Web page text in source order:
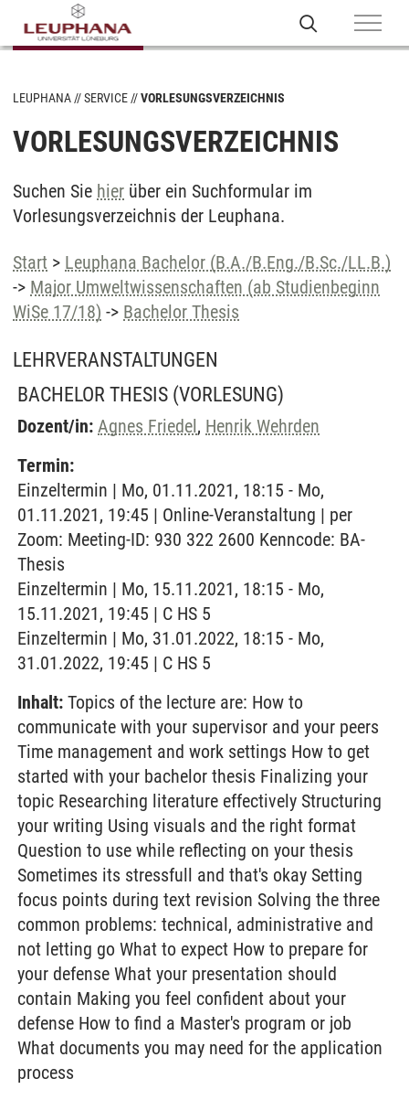
LEUPHANA SERVICE VORLESUNGSVERZEICHNIS
VORLESUNGSVERZEICHNIS
Suchen Sie hier über ein Suchformular im
Vorlesungsverzeichnis der Leuphana.
Start > Leuphana Bachelor (B.A./B.Eng./B.Sc./LL.B.)
-> Major Umweltwissenschaften (ab Studienbeginn
WiSe 17/18) -> Bachelor Thesis
LEHRVERANSTALTUNGEN
BACHELOR THESIS (VORLESUNG)
Dozent/in: Agnes Friedel, Henrik Wehrden
Termin:
Einzeltermin | Mo, 01.11.2021, 18:15 - Mo,
01.11.2021, 19:45 | Online-Veranstaltung | per
Zoom: Meeting-ID: 930 322 2600 Kenncode: BA-
Thesis
Einzeltermin | Mo, 15.11.2021, 18:15 - Mo,
15.11.2021, 19:45 | C HS 5
Einzeltermin | Mo, 31.01.2022, 18:15 - Mo,
31.01.2022, 19:45 | C HS 5
Inhalt: Topics of the lecture are: How to
communicate with your supervisor and your peers
Time management and work settings How to get
started with your bachelor thesis Finalizing your
topic Researching literature effectively Structuring
your writing Using visuals and the right format
Question to use while reflecting on your thesis
Sometimes its stressfull and that's okay Setting
focus points during text revision Solving the three
common problems: technical, administrative and
not letting go What to expect How to prepare for
your defense What your presentation should
contain Making you feel confident about your
defense How to find a Master's program or job
What documents you may need for the application
process